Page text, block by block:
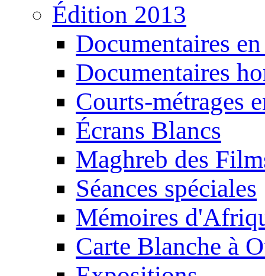
Édition 2013
Documentaires
Documentaires
Courts-métrages
Écrans Blancs
Maghreb des
Séances spéciales
Mémoires
Carte Blanche à